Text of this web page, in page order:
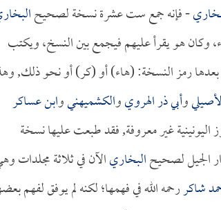
- فإنه جمع ست عشرة نسخة لصحيح
وكان هو يقرأ عليهم فيجمع بين النسخ، ويكتب
رمز النسخة: (هاء) أو (كر) أو نحو ذلك,
وأبي ذر الهرويوالكشميهنيوابن عساكر
غير معروفة, فقد طبعت عليها نسخة
الجيل لصحيحالبخاريالآن في ثلاثة مجلدات
شاكررحمه الله في فهمها؛ لكنه لم يوفق لفهم